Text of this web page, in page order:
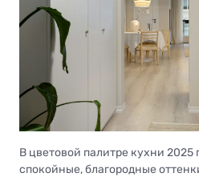
В цветовой палитре кухни
спокойные, благородные